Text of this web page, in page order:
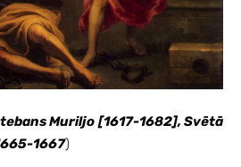
Muriljo [1617-1682], Svētā
1667)